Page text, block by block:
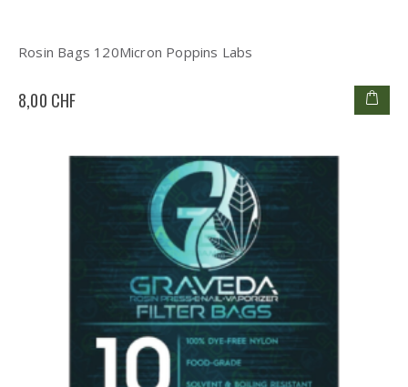
Rosin Bags 120Micron Poppins Labs
8,00 CHF